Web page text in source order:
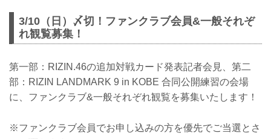
3/10（日）〆切！ファンクラブ会員&一般それぞ
れ観覧募集！
第一部：RIZIN.46の追加対戦カード発表記者会見、第二
部：RIZIN LANDMARK 9 in KOBE 合同公開練習の会場
に、ファンクラブ&一般それぞれ観覧を募集いたします！
※ファンクラブ会員でお申し込みの方を優先でご当選とさ